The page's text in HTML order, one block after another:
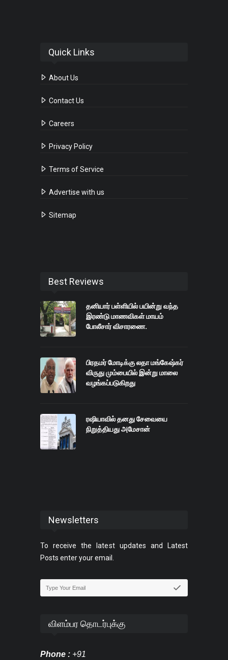
Quick Links
About Us
Contact Us
Careers
Privacy Policy
Terms of Service
Advertise with us
Sitemap
Best Reviews
தனியார் பள்ளியில் பயின்று வந்த
இரண்டு மாணவிகள் மாயம்
போலீசார் விசாரணை.
பிரதமர் மோடிக்கு லதா மங்கேஷ்கர்
விருது மும்பையில் இன்று மாலை
வழங்கப்படுகிறது
ரஷியாவில் தனது சேவையை
நிறுத்தியது அமேசான்
Newsletters
To receive the latest updates and Latest
Posts enter your email.
விளம்பர தொடர்புக்கு
Phone : +91